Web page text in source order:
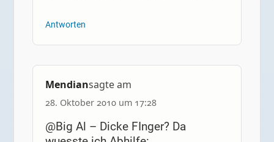
Antworten
Mendiansagte am
28. Oktober 2010 um 17:28
@Big Al – Dicke FInger? Da